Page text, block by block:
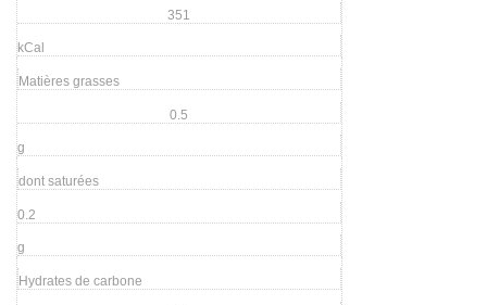
351
kCal
Matières grasses
0.5
g
dont saturées
0.2
g
Hydrates de carbone